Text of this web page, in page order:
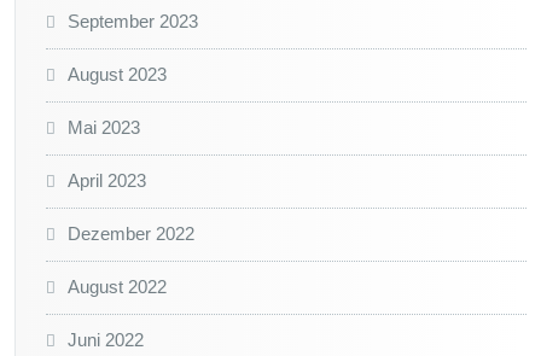
September 2023
August 2023
Mai 2023
April 2023
Dezember 2022
August 2022
Juni 2022